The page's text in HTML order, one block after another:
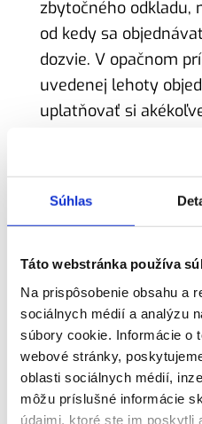
Súhlas
Táto webstránka používa
Na prispôsobenie obsahu a
sociálnych médií a analýzu
súbory cookie. Informácie o
webové stránky,
oblasti sociálnych médií,
môžu príslušné informácie
údajmi, ktoré ste im poskytli
zbytočného odkladu,
od kedy sa
dozvie. V opačnom
uvedenej lehoty
uplatňovať si
KONTROLL s.r.o.
poskytnutých služieb.
ktoré vznikli až po
uplynutí. QUALITY
objednávateľovi ani
že objednávateľ pri
nepreukáže faktúrou
dôveryhodným
neuplynula záručná